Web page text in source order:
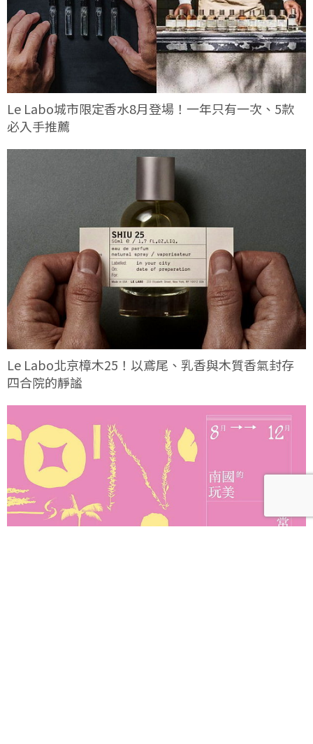
Le Labo城市限定香水8月登場！一年只有一次、5款
必入手推薦
Le Labo北京樟木25！以鳶尾、乳香與木質香氣封存
四合院的靜謐